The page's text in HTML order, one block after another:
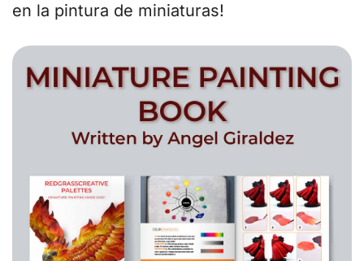
en la pintura de miniaturas!